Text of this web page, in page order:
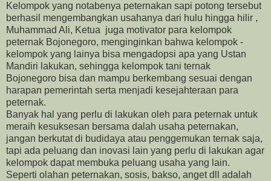
Kelompok yang notabenya peternakan sapi potong tersebut
berhasil mengembangkan usahanya dari hulu hingga hilir ,
Muhammad Ali, Ketua juga motivator para kelompok
peternak Bojonegoro, menginginkan bahwa kelompok -
kelompok yang lainya bisa mengadopsi apa yang Ustan
Mandiri lakukan, sehingga kelompok tani ternak
Bojonegoro bisa dan mampu berkembang sesuai dengan
harapan pemerintah serta menjadi kesejahteraan para
peternak.
Banyak hal yang perlu di lakukan oleh para peternak untuk
meraih kesuksesan bersama dalah usaha peternakan,
jangan berkutat di budidaya atau penggemukan ternak saja,
tapi ada peluang dan inovasi lain yang perlu di lakukan agar
kelompok dapat membuka peluang usaha yang lain.
Seperti olahan peternakan, sosis, bakso, anget dll adalah